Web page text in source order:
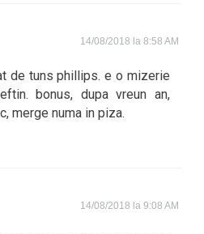
14/08/2018 la 8:58 AM
de tuns phillips. e o mizerie
bonus, dupa vreun an,
merge numa in piza.
14/08/2018 la 9:08 AM